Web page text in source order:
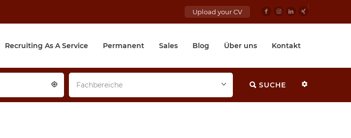
Upload your CV
Recruiting As A Service Permanent Sales Blog Über uns Kontakt
Fachbereiche SUCHE